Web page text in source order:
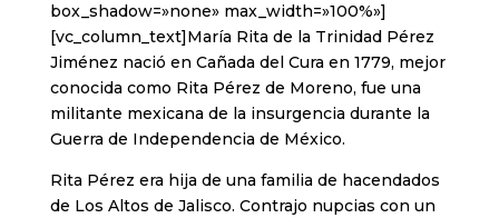
box_shadow=»none» max_width=»100%»]
[vc_column_text]María Rita de la Trinidad Pérez
Jiménez nació en Cañada del Cura en 1779, mejor
conocida como Rita Pérez de Moreno, fue una
militante mexicana de la insurgencia durante la
Guerra de Independencia de México.
Rita Pérez era hija de una familia de hacendados
de Los Altos de Jalisco. Contrajo nupcias con un